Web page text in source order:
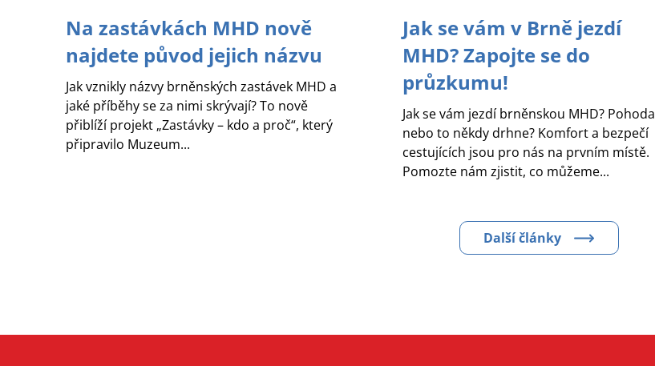
Na zastávkách MHD nově
najdete původ jejich názvu
Jak vznikly názvy brněnských zastávek MHD a
jaké příběhy se za nimi skrývají? To nově
přiblíží projekt „Zastávky – kdo a proč“, který
připravilo Muzeum...
Jak se vám v Brně jezdí
MHD? Zapojte se do
průzkumu!
Jak se vám jezdí brněnskou MHD? Pohoda
nebo to někdy drhne? Komfort a bezpečí
cestujících jsou pro nás na prvním místě.
Pomozte nám zjistit, co můžeme...
Další články